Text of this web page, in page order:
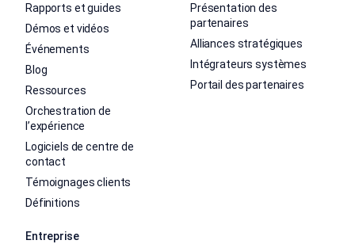
Rapports et guides
Démos et vidéos
Événements
Blog
Ressources
Orchestration de
l’expérience
Logiciels de centre de
contact
Témoignages clients
Définitions
Présentation des
partenaires
Alliances stratégiques
Intégrateurs systèmes
Portail des partenaires
Entreprise